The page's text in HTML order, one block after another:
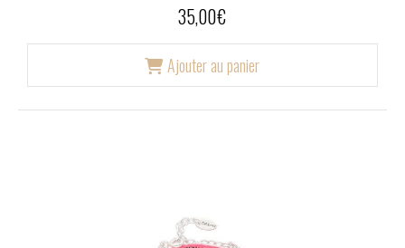
35,00€
Ajouter au panier